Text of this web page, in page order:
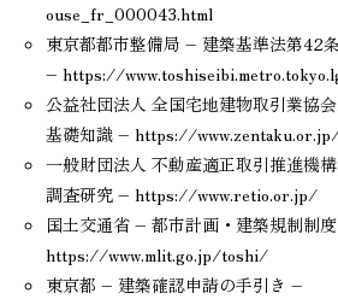
ouse_fr_000043.html
東京都都市整備局 – 建築基準法第42
– https://
公益社団法人 全国宅地建物取引業協
基礎知識 – https://
一般財団法人 不動産適正取引推進機
調査研究 – https://www.retio.or.jp/
国土交通省 – 都市計画・建築規制制
https://www.mlit.go.jp/toshi/
東京都 – 建築確認申請の手引き –